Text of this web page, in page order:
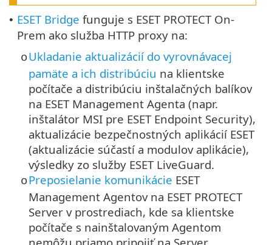
• ESET Bridge funguje s ESET PROTECT On-
Prem ako služba HTTP proxy na:
oUkladanie aktualizácií do vyrovnávacej
pamäte a ich distribúciu na klientske
počítače a distribúciu inštalačných balíkov
na ESET Management Agenta (napr.
inštalátor MSI pre ESET Endpoint Security),
aktualizácie bezpečnostných aplikácií ESET
(aktualizácie súčastí a modulov aplikácie),
výsledky zo služby ESET LiveGuard.
oPreposielanie komunikácie ESET
Management Agentov na ESET PROTECT
Server v prostrediach, kde sa klientske
počítače s nainštalovaným Agentom